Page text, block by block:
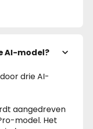
AI-model?
drie AI-
aangedreven
model. Het